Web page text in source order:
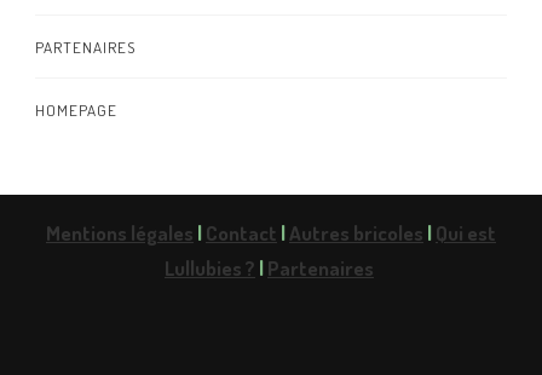
PARTENAIRES
HOMEPAGE
Mentions légales |Contact |Autres bricoles |Qui est
Lullubies ? |Partenaires